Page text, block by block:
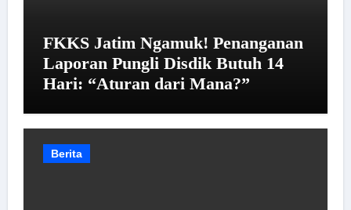
FKKS Jatim Ngamuk! Penanganan
Laporan Pungli Disdik Butuh 14
Hari: “Aturan dari Mana?”
Berita